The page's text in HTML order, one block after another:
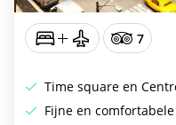
7
Time square en
Fijne en